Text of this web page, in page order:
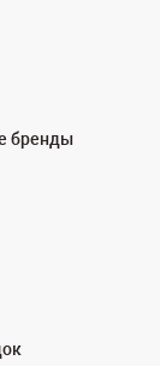
бренды